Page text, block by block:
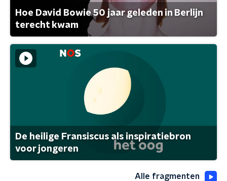
Hoe David Bowie 50 jaar geleden in Berlijn
terecht kwam
De heilige Fransiscus als inspiratiebron
voor jongeren
Alle fragmenten